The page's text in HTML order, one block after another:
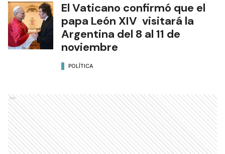
El Vaticano confirmó que el
papa León XIV visitará la
Argentina del 8 al 11 de
noviembre
POLÍTICA
Ads